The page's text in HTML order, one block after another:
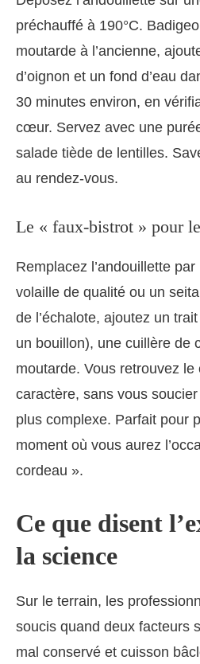
préchauffé à 190°C.
moutarde à l’ancienne,
d’oignon et un fond d’eau
30 minutes environ, en
cœur. Servez avec une
salade tiède de lentilles.
au rendez-vous.
Le « faux-bistrot » pour
Remplacez l’andouillette
volaille de qualité ou un
de l’échalote, ajoutez un
un bouillon), une cuillère de
moutarde. Vous retrouvez le
caractère, sans vous soucier
plus complexe. Parfait pour
moment où vous aurez
cordeau ».
Ce que disent
la science
Sur le terrain, les
soucis quand deux facteurs
mal conservé et cuisson